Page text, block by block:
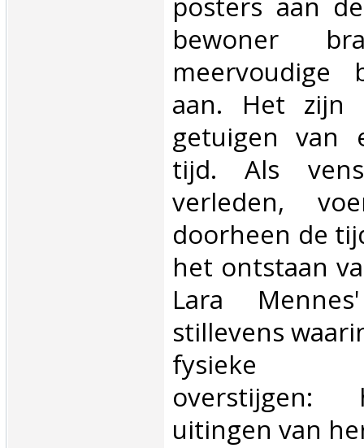
bewoner
meervoudige
aan. Het zijn
getuigen van
tijd. Als
verleden,
doorheen de
het ontstaan
Lara
stillevens
fysieke
uitingen van